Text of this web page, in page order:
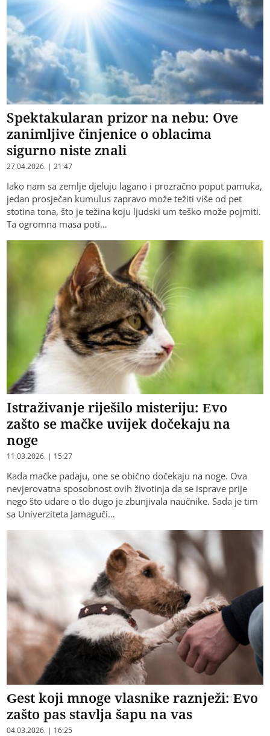
Spektakularan prizor na nebu: Ove
zanimljive činjenice o oblacima
sigurno niste znali
27.04.2026. | 21:47
Iako nam sa zemlje djeluju lagano i prozračno poput pamuka,
jedan prosječan kumulus zapravo može težiti više od pet
stotina tona, što je težina koju ljudski um teško može pojmiti.
Ta ogromna masa poti…
Istraživanje riješilo misteriju: Evo
zašto se mačke uvijek dočekaju na
noge
11.03.2026. | 15:27
Kada mačke padaju, one se obično dočekaju na noge. Ova
nevjerovatna sposobnost ovih životinja da se isprave prije
nego što udare o tlo dugo je zbunjivala naučnike. Sada je tim
sa Univerziteta Jamaguči…
Gest koji mnoge vlasnike raznježi: Evo
zašto pas stavlja šapu na vas
04.03.2026. | 16:25